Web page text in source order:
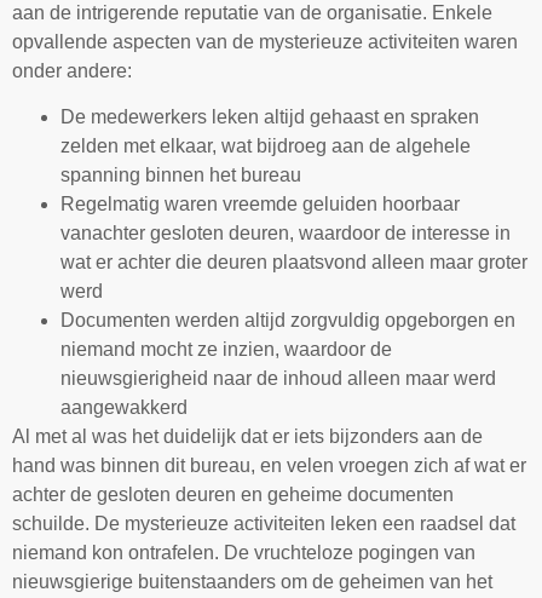
aan de intrigerende reputatie van de organisatie. Enkele
opvallende aspecten van de mysterieuze activiteiten waren
onder andere:
De medewerkers leken altijd gehaast en spraken
zelden met elkaar, wat bijdroeg aan de algehele
spanning binnen het bureau
Regelmatig waren vreemde geluiden hoorbaar
vanachter gesloten deuren, waardoor de interesse in
wat er achter die deuren plaatsvond alleen maar groter
werd
Documenten werden altijd zorgvuldig opgeborgen en
niemand mocht ze inzien, waardoor de
nieuwsgierigheid naar de inhoud alleen maar werd
aangewakkerd
Al met al was het duidelijk dat er iets bijzonders aan de
hand was binnen dit bureau, en velen vroegen zich af wat er
achter de gesloten deuren en geheime documenten
schuilde. De mysterieuze activiteiten leken een raadsel dat
niemand kon ontrafelen. De vruchteloze pogingen van
nieuwsgierige buitenstaanders om de geheimen van het